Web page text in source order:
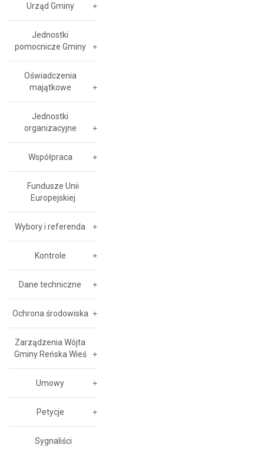
Urząd Gminy
Jednostki
pomocnicze Gminy
Oświadczenia
majątkowe
Jednostki
organizacyjne
Współpraca
Fundusze Unii
Europejskiej
Wybory i referenda
Kontrole
Dane techniczne
Ochrona środowiska
Zarządzenia Wójta
Gminy Reńska Wieś
Umowy
Petycje
Sygnaliści